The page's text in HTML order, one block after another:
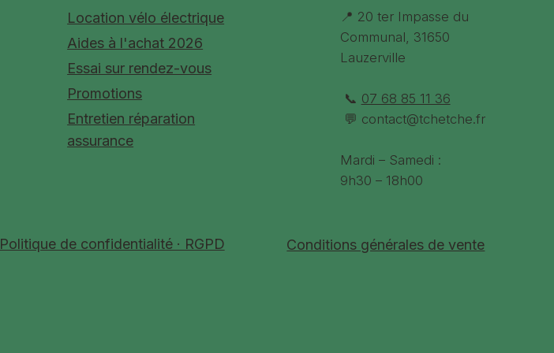
Lavable En Machine : OUI 30°
Location vélo électrique
Aides à l'achat 2026
Essai sur rendez-vous
Promotions
Entretien réparation
assurance
📍 20 ter Impasse du
Communal, 31650
Lauzerville
📞 07 68 85 11 36
💬 contact@tchetche.fr
Mardi – Samedi :
9h30 – 18h00
Politique de confidentialité · RGPD Conditions générales de vente